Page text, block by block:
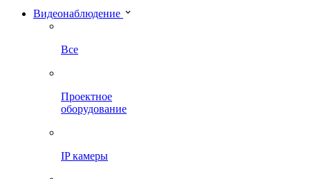
Видеонаблюдение
Все
Проектное
оборудование
IP камеры